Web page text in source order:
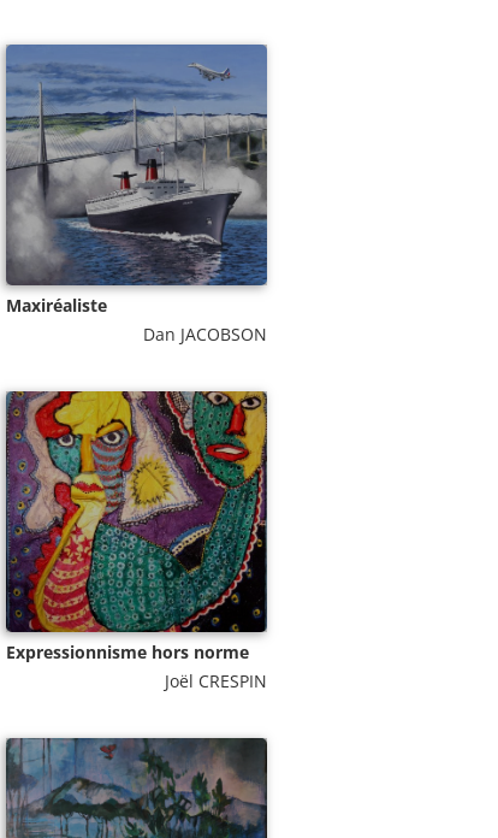
Maxiréaliste
Dan JACOBSON
Expressionnisme hors norme
Joël CRESPIN